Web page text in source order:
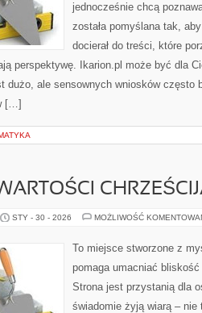
jednocześnie chcą
została pomyślana tak,
docierał do treści, które
perspektywę. Ikarion.pl może być dla
dużo, ale sensownych wniosków często
[…]
STY - 30 - 2026 MOŻLIWOŚĆ
To miejsce stworzone z
pomaga umacniać
Strona jest przystanią dla
świadomie żyją wiarą –